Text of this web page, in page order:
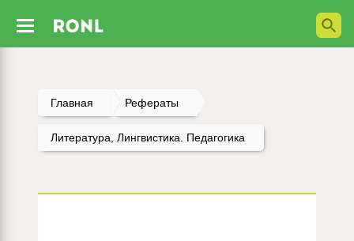
Главная Рефераты
Литература, Лингвистика. Педагогика